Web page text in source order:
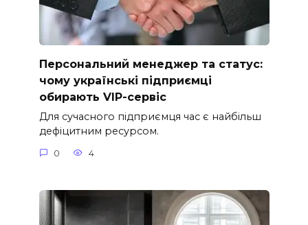
Персональний менеджер та статус:
чому українські підприємці
обирають VIP-сервіс
Для сучасного підприємця час є найбільш
дефіцитним ресурсом.
0 4